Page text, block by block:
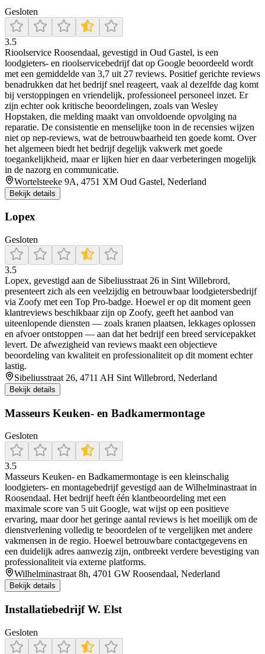
Gesloten
3.5
Rioolservice Roosendaal, gevestigd in Oud Gastel, is een
loodgieters- en rioolservicebedrijf dat op Google beoordeeld wordt
met een gemiddelde van 3,7 uit 27 reviews. Positief gerichte reviews
benadrukken dat het bedrijf snel reageert, vaak al dezelfde dag komt
bij verstoppingen en vriendelijk, professioneel personeel inzet. Er
zijn echter ook kritische beoordelingen, zoals van Wesley
Hopstaken, die melding maakt van onvoldoende opvolging na
reparatie. De consistentie en menselijke toon in de recensies wijzen
niet op nep‑reviews, wat de betrouwbaarheid ten goede komt. Over
het algemeen biedt het bedrijf degelijk vakwerk met goede
toegankelijkheid, maar er lijken hier en daar verbeteringen mogelijk
in de nazorg en communicatie.
Wortelsteeke 9A, 4751 XM Oud Gastel, Nederland
Bekijk details
Lopex
Gesloten
3.5
Lopex, gevestigd aan de Sibeliusstraat 26 in Sint Willebrord,
presenteert zich als een veelzijdig en betrouwbaar loodgietersbedrijf
via Zoofy met een Top Pro‑badge. Hoewel er op dit moment geen
klantreviews beschikbaar zijn op Zoofy, geeft het aanbod van
uiteenlopende diensten — zoals kranen plaatsen, lekkages oplossen
en afvoer ontstoppen — aan dat het bedrijf een breed servicepakket
levert. De afwezigheid van reviews maakt een objectieve
beoordeling van kwaliteit en professionaliteit op dit moment echter
lastig.
Sibeliusstraat 26, 4711 AH Sint Willebrord, Nederland
Bekijk details
Masseurs Keuken- en Badkamermontage
Gesloten
3.5
Masseurs Keuken‑ en Badkamermontage is een kleinschalig
loodgieters- en montagebedrijf gevestigd aan de Wilhelminastraat in
Roosendaal. Het bedrijf heeft één klantbeoordeling met een
maximale score van 5 uit Google, wat wijst op een positieve
ervaring, maar door het geringe aantal reviews is het moeilijk om de
dienstverlening volledig te beoordelen of te vergelijken met andere
vakmensen in de regio. Hoewel betrouwbare contactgegevens en
een duidelijk adres aanwezig zijn, ontbreekt verdere bevestiging van
professionaliteit via externe platforms.
Wilhelminastraat 8h, 4701 GW Roosendaal, Nederland
Bekijk details
Installatiebedrijf W. Elst
Gesloten